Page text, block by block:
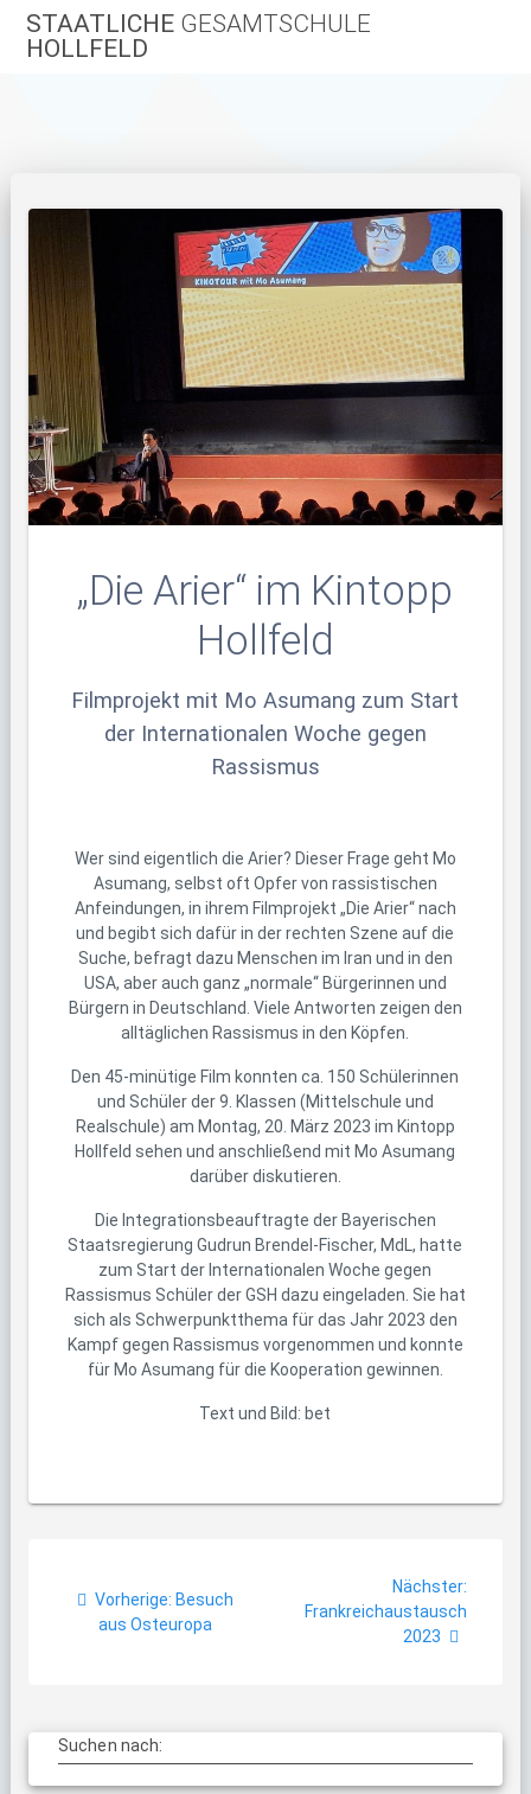
Zum
Inhalt
STAATLICHE GESAMTSCHULE
HOLLFELD
„Die Arier“ im Kintopp
Hollfeld
Filmprojekt mit Mo Asumang zum Start
der Internationalen Woche gegen
Rassismus
Wer sind eigentlich die Arier? Dieser Frage geht Mo
Asumang, selbst oft Opfer von rassistischen
Anfeindungen, in ihrem Filmprojekt „Die Arier“ nach
und begibt sich dafür in der rechten Szene auf die
Suche, befragt dazu Menschen im Iran und in den
USA, aber auch ganz „normale“ Bürgerinnen und
Bürgern in Deutschland. Viele Antworten zeigen den
alltäglichen Rassismus in den Köpfen.
Den 45-minütige Film konnten ca. 150 Schülerinnen
und Schüler der 9. Klassen (Mittelschule und
Realschule) am Montag, 20. März 2023 im Kintopp
Hollfeld sehen und anschließend mit Mo Asumang
darüber diskutieren.
Die Integrationsbeauftragte der Bayerischen
Staatsregierung Gudrun Brendel-Fischer, MdL, hatte
zum Start der Internationalen Woche gegen
Rassismus Schüler der GSH dazu eingeladen. Sie hat
sich als Schwerpunktthema für das Jahr 2023 den
Kampf gegen Rassismus vorgenommen und konnte
für Mo Asumang für die Kooperation gewinnen.
Text und Bild: bet
Vorherige: Vorheriger
Beitrag:
Besuch
aus Osteuropa
Nächster:
Frankreichaustausch
2023
Suchen nach: